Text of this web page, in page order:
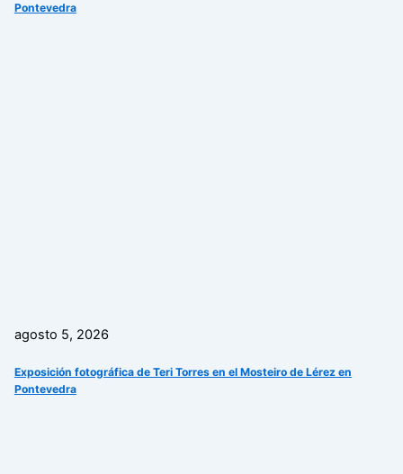
Pontevedra
agosto 5, 2026
Exposición fotográfica de Teri Torres en el Mosteiro de Lérez en
Pontevedra